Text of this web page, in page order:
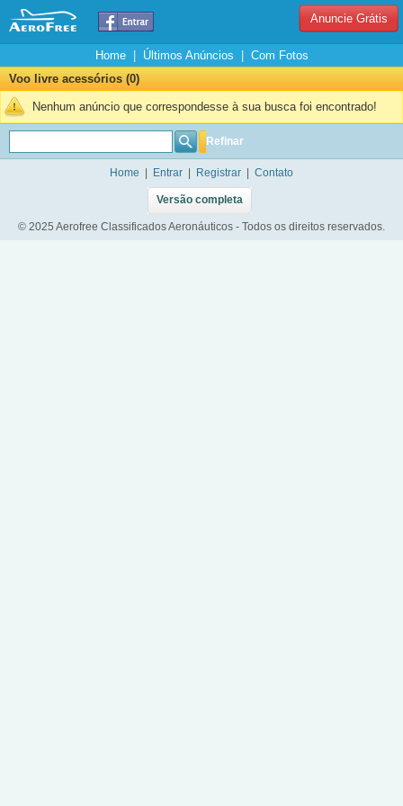
Anuncie Grátis
Home| Últimos Anúncios
Com Fotos
Voo livre acessórios (0)
Nenhum anúncio que correspondesse à sua busca foi encontrado!
Refinar
Home Entrar Registrar Contato
Versão completa
© 2025 Aerofree Classificados Aeronáuticos - Todos os direitos reservados.